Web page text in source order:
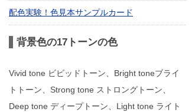
配色実験！色見本サンプルカード
背景色の17トーンの色
Vivid tone ビビッドトーン、Bright toneブライ
トトーン、Strong tone ストロングトーン、
Deep tone ディープトーン、Light tone ライト